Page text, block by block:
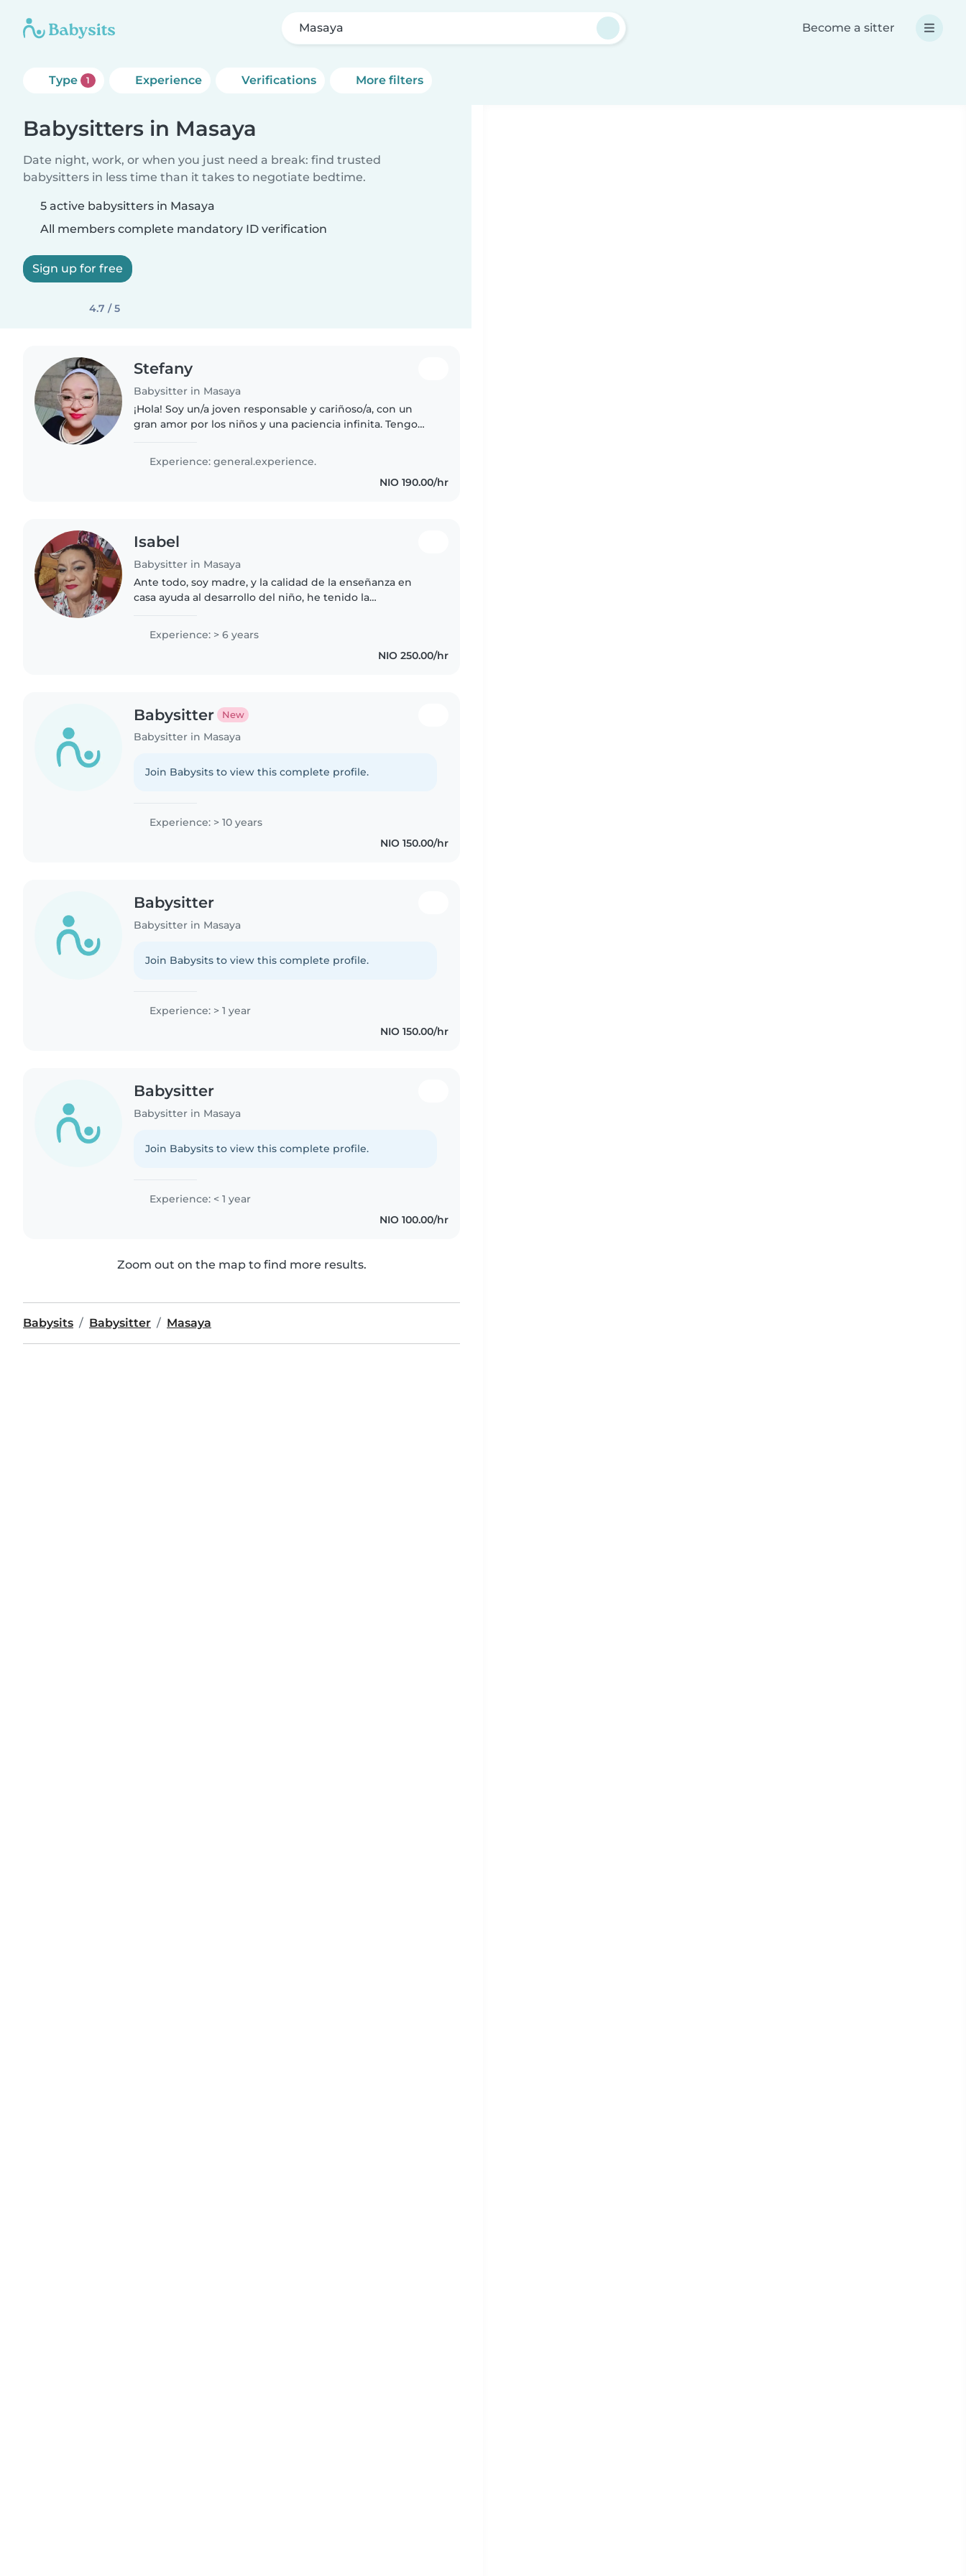
Masaya Become a sitter
Type 1 Experience Verifications More filters
Babysitters in Masaya
Date night, work, or when you just need a break: find trusted
babysitters in less time than it takes to negotiate bedtime.
5 active babysitters in Masaya
All members complete mandatory ID verification
Sign up for free
4.7 / 5
Stefany
Babysitter in Masaya
¡Hola! Soy un/a joven responsable y cariñoso/a, con un
gran amor por los niños y una paciencia infinita. Tengo
bebés hasta niños..
Experience: general.experience.
NIO 190.00/hr
Isabel
Babysitter in Masaya
Ante todo, soy madre, y la calidad de la enseñanza en
casa ayuda al desarrollo del niño, he tenido la
Experience: > 6 years
NIO 250.00/hr
Babysitter New
Babysitter in Masaya
Join Babysits to view this complete profile.
Experience: > 10 years
NIO 150.00/hr
Babysitter
Babysitter in Masaya
Join Babysits to view this complete profile.
Experience: > 1 year
NIO 150.00/hr
Babysitter
Babysitter in Masaya
Join Babysits to view this complete profile.
Experience: < 1 year
NIO 100.00/hr
Zoom out on the map to find more results.
Babysits Babysitter Masaya